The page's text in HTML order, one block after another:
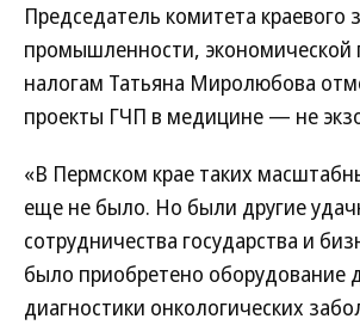
Председатель комитета краевого
промышленности, экономической
налогам Татьяна Миролюбова
проекты ГЧП в медицине — не
«В Пермском крае таких
еще не было. Но были другие
сотрудничества государства и
было приобретено оборудование
диагностики онкологических